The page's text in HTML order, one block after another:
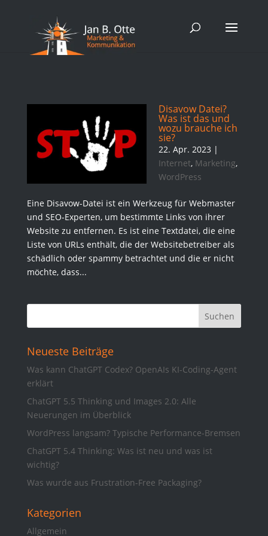
Disavow Datei?
Was ist das und
wozu brauche ich
sie?
22. Apr. 2023|
Internet, Marketing,
WordPress
Eine Disavow-Datei ist ein Werkzeug für Webmaster
und SEO-Experten, um bestimmte Links von ihrer
Website zu entfernen. Es ist eine Textdatei, die eine
Liste von URLs enthält, die der Websitebetreiber als
schädlich oder spammy betrachtet und die er nicht
möchte, dass...
Neueste Beiträge
Was kann ChatGPT Codex? OpenAIs KI-Coding-Agent
erklärt
ChatGPT 5.5 Thinking und Images 2.0: Alle
Neuerungen im Überblick
WordPress langsam? Typische Performance-Bremsen
ChatGPT 5.4 Thinking: Was ist neu und was ist
wichtig?
Was wurde aus Frustration-Free Packaging?
Kategorien
Allgemein